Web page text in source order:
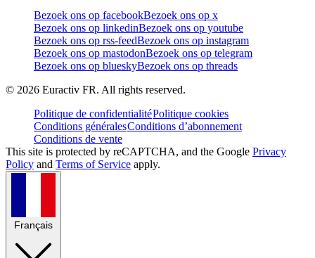
Bezoek ons op facebookBezoek ons op x
Bezoek ons op linkedinBezoek ons op youtube
Bezoek ons op rss-feedBezoek ons op instagram
Bezoek ons op mastodonBezoek ons op telegram
Bezoek ons op blueskyBezoek ons op threads
© 2026 Euractiv FR. All rights reserved.
Politique de confidentialitéPolitique cookies
Conditions généralesConditions d’abonnement
Conditions de vente
This site is protected by reCAPTCHA, and the Google Privacy
Policy and Terms of Service apply.
Français